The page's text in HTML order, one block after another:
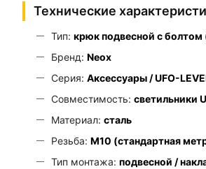
Технические
Тип: крюк подвесной с болтом
Бренд: Neox
Серия: Аксессуары / UFO-
Совместимость: светильники
Материал: сталь
Резьба: М10 (стандартная
Тип монтажа: подвесной /